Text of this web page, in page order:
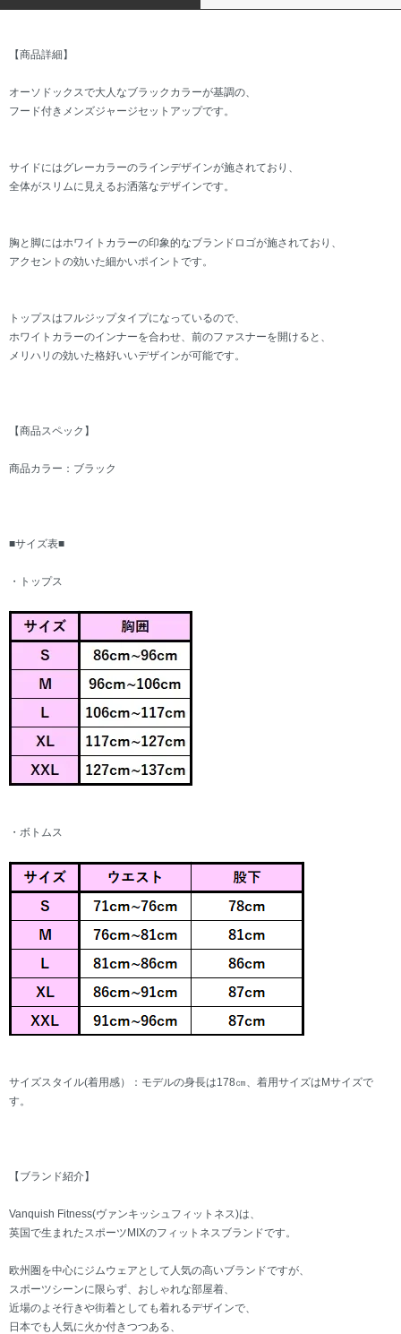
【商品詳細】
オーソドックスで大人なブラックカラーが基調の、
フード付きメンズジャージセットアップです。
サイドにはグレーカラーのラインデザインが施されており、
全体がスリムに見えるお洒落なデザインです。
胸と脚にはホワイトカラーの印象的なブランドロゴが施されており、
アクセントの効いた細かいポイントです。
トップスはフルジップタイプになっているので、
ホワイトカラーのインナーを合わせ、前のファスナーを開けると、
メリハリの効いた格好いいデザインが可能です。
【商品スペック】
商品カラー：ブラック
■サイズ表■
・トップス
・ボトムス
サイズスタイル(着用感）：モデルの身長は178㎝、着用サイズはMサイズで
す。
【ブランド紹介】
Vanquish Fitness(ヴァンキッシュフィットネス)は、
英国で生まれたスポーツMIXのフィットネスブランドです。
欧州圏を中心にジムウェアとして人気の高いブランドですが、
スポーツシーンに限らず、おしゃれな部屋着、
近場のよそ行きや街着としても着れるデザインで、
日本でも人気に火か付きつつある、